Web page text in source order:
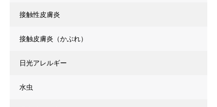
接触性皮膚炎
接触皮膚炎（かぶれ）
日光アレルギー
水虫